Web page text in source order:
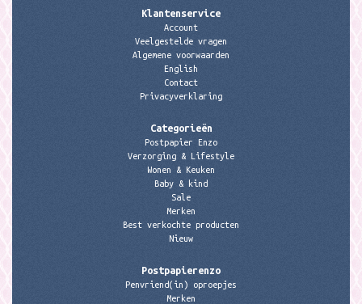
Klantenservice
Account
Veelgestelde vragen
Algemene voorwaarden
English
Contact
Privacyverklaring
Categorieën
Postpapier Enzo
Verzorging & Lifestyle
Wonen & Keuken
Baby & kind
Sale
Merken
Best verkochte producten
Nieuw
Postpapierenzo
Penvriend(in) oproepjes
Merken